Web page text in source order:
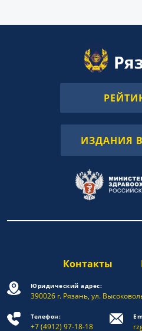
ИЗДАНИЯ
Контакты
Юридический адрес:
390026 г. Рязань, ул.
Телефон:
+7 (4912) 97-18-18